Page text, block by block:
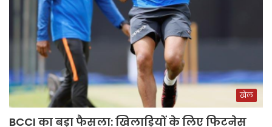
खेल
BCCI का बड़ा फैसला: खिलाड़ियों के लिए फिटनेस